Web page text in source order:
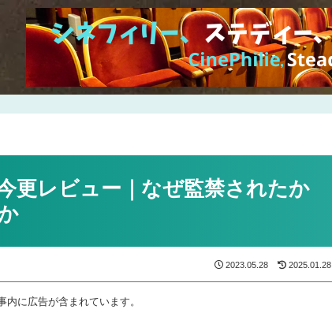
更レビュー｜なぜ監禁されたか
2023.05.28 2025.01.28
内に広告が含まれています。